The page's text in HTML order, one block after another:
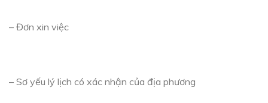
– Đơn xin việc
– Sơ yếu lý lịch có xác nhận của địa phương